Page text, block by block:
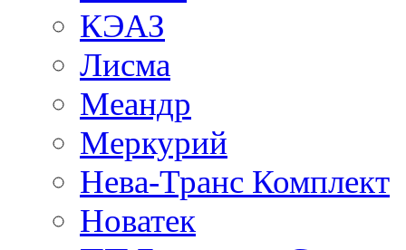
КЭАЗ
Лисма
Меандр
Меркурий
Нева-Транс Комплект
Новатек